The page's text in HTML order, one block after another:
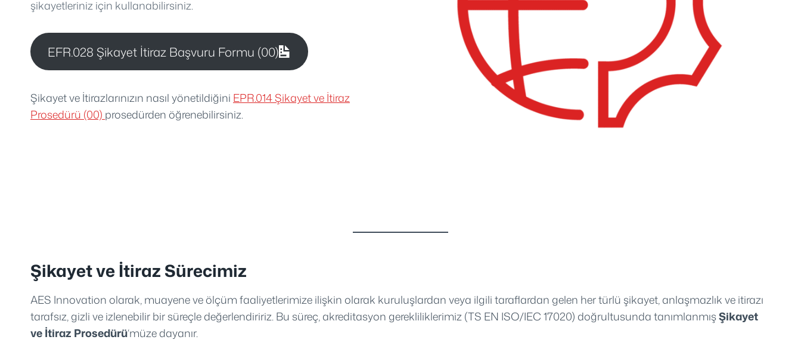
şikayetleriniz için kullanabilirsiniz.
EFR.028 Şikayet İtiraz Başvuru Formu (00)
Şikayet ve İtirazlarınızın nasıl yönetildiğini EPR.014 Şikayet ve İtiraz
Prosedürü (00) prosedürden öğrenebilirsiniz.
Şikayet ve İtiraz Sürecimiz
AES Innovation olarak, muayene ve ölçüm faaliyetlerimize ilişkin olarak kuruluşlardan veya ilgili taraflardan gelen her türlü şikayet, anlaşmazlık ve itirazı
tarafsız, gizli ve izlenebilir bir süreçle değerlendiririz. Bu süreç, akreditasyon gerekliliklerimiz (TS EN ISO/IEC 17020) doğrultusunda tanımlanmışŞikayet
ve İtiraz Prosedürü‘müze dayanır.